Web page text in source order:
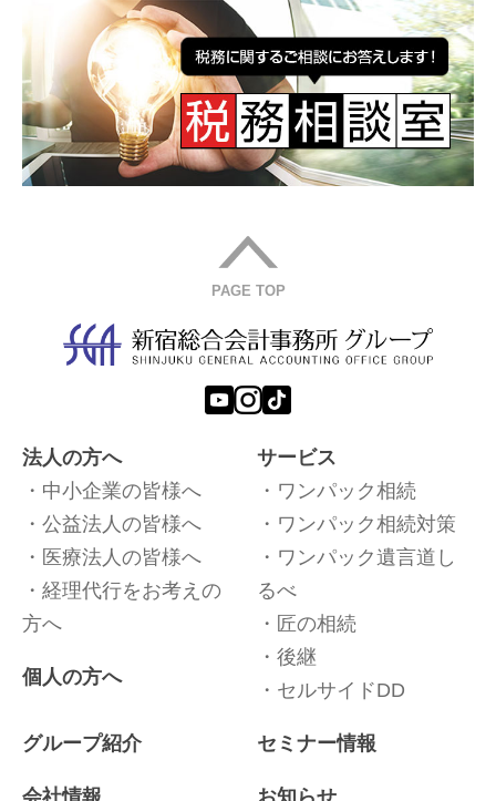
PAGE TOP
法人の方へ
中小企業の皆様へ
公益法人の皆様へ
医療法人の皆様へ
経理代行をお考えの
方へ
個人の方へ
サービス
ワンパック相続
ワンパック相続対策
ワンパック遺言道し
るべ
匠の相続
後継
セルサイドDD
グループ紹介 セミナー情報